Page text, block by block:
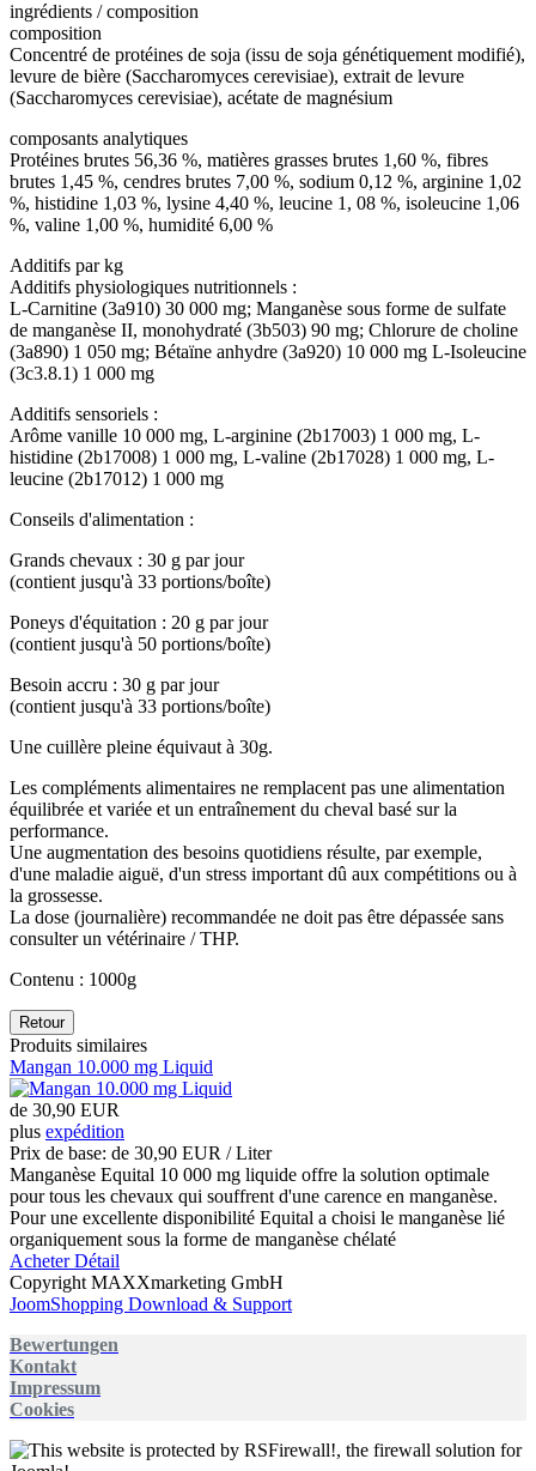
ingrédients / composition
composition
Concentré de protéines de soja (issu de soja génétiquement modifié),
levure de bière (Saccharomyces cerevisiae), extrait de levure
(Saccharomyces cerevisiae), acétate de magnésium
composants analytiques
Protéines brutes 56,36 %, matières grasses brutes 1,60 %, fibres
brutes 1,45 %, cendres brutes 7,00 %, sodium 0,12 %, arginine 1,02
%, histidine 1,03 %, lysine 4,40 %, leucine 1, 08 %, isoleucine 1,06
%, valine 1,00 %, humidité 6,00 %
Additifs par kg
Additifs physiologiques nutritionnels :
L-Carnitine (3a910) 30 000 mg; Manganèse sous forme de sulfate
de manganèse II, monohydraté (3b503) 90 mg; Chlorure de choline
(3a890) 1 050 mg; Bétaïne anhydre (3a920) 10 000 mg L-Isoleucine
(3c3.8.1) 1 000 mg
Additifs sensoriels :
Arôme vanille 10 000 mg, L-arginine (2b17003) 1 000 mg, L-
histidine (2b17008) 1 000 mg, L-valine (2b17028) 1 000 mg, L-
leucine (2b17012) 1 000 mg
Conseils d'alimentation :
Grands chevaux : 30 g par jour
(contient jusqu'à 33 portions/boîte)
Poneys d'équitation : 20 g par jour
(contient jusqu'à 50 portions/boîte)
Besoin accru : 30 g par jour
(contient jusqu'à 33 portions/boîte)
Une cuillère pleine équivaut à 30g.
Les compléments alimentaires ne remplacent pas une alimentation
équilibrée et variée et un entraînement du cheval basé sur la
performance.
Une augmentation des besoins quotidiens résulte, par exemple,
d'une maladie aiguë, d'un stress important dû aux compétitions ou à
la grossesse.
La dose (journalière) recommandée ne doit pas être dépassée sans
consulter un vétérinaire / THP.
Contenu : 1000g
Produits similaires
Mangan 10.000 mg Liquid
de 30,90 EUR
plus expédition
Prix de base: de 30,90 EUR / Liter
Manganèse Equital 10 000 mg liquide offre la solution optimale
pour tous les chevaux qui souffrent d'une carence en manganèse.
Pour une excellente disponibilité Equital a choisi le manganèse lié
organiquement sous la forme de manganèse chélaté
AcheterDétail
Copyright MAXXmarketing GmbH
JoomShopping Download & Support
Bewertungen
Kontakt
Impressum
Cookies